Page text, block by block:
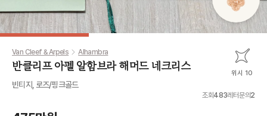
Van Cleef & Arpels Alhambra
반클리프 아펠 알함브라 해머드 네크리스 위시 10
빈티지, 로즈/핑크골드
조회483레터문의2